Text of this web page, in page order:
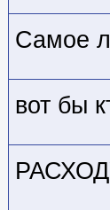
Самое
вот бы